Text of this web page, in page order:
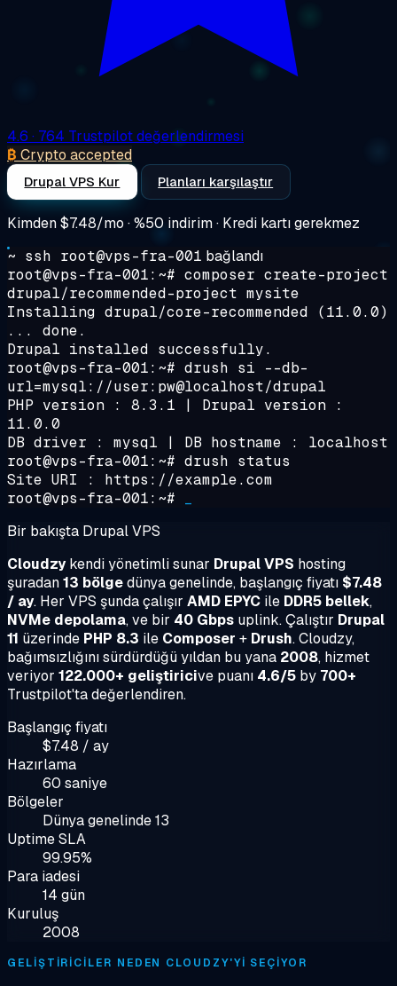
4.6 · 764 Trustpilot değerlendirmesi
₿ Crypto accepted
Drupal VPS Kur Planları karşılaştır
Kimden$7.48/mo · %50 indirim · Kredi kartı gerekmez
~ ssh root@vps-fra-001 bağlandı
root@vps-fra-001:~# composer create-project
drupal/recommended-project mysite
Installing drupal/core-recommended (11.0.0)
... done.
Drupal installed successfully.
root@vps-fra-001:~# drush si --db-
url=mysql://user:pw@localhost/drupal
PHP version : 8.3.1 | Drupal version :
11.0.0
DB driver : mysql | DB hostname : localhost
root@vps-fra-001:~# drush status
Site URI : https://example.com
root@vps-fra-001:~#
Bir bakışta Drupal VPS
Cloudzykendi yönetimli sunar Drupal VPS hosting
şuradan13 bölgedünya genelinde, başlangıç fiyatı $7.48
/ ay. Her VPS şunda çalışır AMD EPYC ile DDR5 bellek,
NVMe depolama, ve bir 40 Gbps uplink. Çalıştır Drupal
11 üzerinde PHP 8.3 ile Composer + Drush. Cloudzy,
bağımsızlığını sürdürdüğü yıldan bu yana 2008, hizmet
veriyor 122.000+ geliştiricive puanı 4.6/5 by 700+
Trustpilot'ta değerlendiren.
Başlangıç fiyatı
$7.48 / ay
Hazırlama
60 saniye
Bölgeler
Dünya genelinde 13
Uptime SLA
99.95%
Para iadesi
14 gün
Kuruluş
2008
GELIŞTIRICILER NEDEN CLOUDZY'YI SEÇIYOR